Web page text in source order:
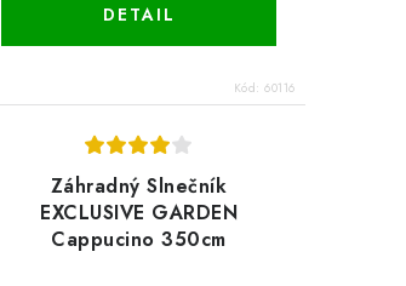
DETAIL
Kód:60116
Záhradný Slnečník
EXCLUSIVE GARDEN
Cappucino 350cm